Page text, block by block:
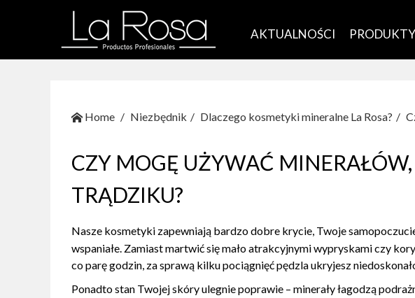
AKTUALNOŚCI PRODUKTY
Home Niezbędnik Dlaczego kosmetyki mineralne La Rosa?
CZY MOGĘ UŻYWAĆ
TRĄDZIKU?
Nasze kosmetyki zapewniają bardzo dobre krycie, Twoje
wspaniałe. Zamiast martwić się mało atrakcyjnymi wypryskami czy
co parę godzin, za sprawą kilku pociągnięć pędzla ukryjesz
Ponadto stan Twojej skóry ulegnie poprawie – minerały łagodzą